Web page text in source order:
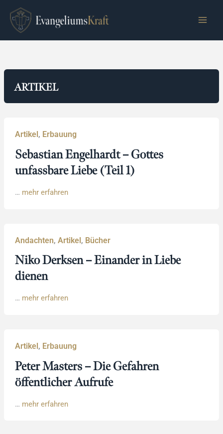
Inhalt
springen
ARTIKEL
Artikel , Erbauung
Sebastian Engelhardt – Gottes
unfassbare Liebe (Teil 1)
… mehr erfahren
Andachten, Artikel , Bücher
Niko Derksen – Einander in Liebe
dienen
… mehr erfahren
Artikel , Erbauung
Peter Masters – Die Gefahren
öffentlicher Aufrufe
… mehr erfahren